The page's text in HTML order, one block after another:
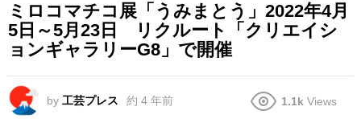
ミロコマチコ展「うみまとう」2022年4月
5日～5月23日 リクルート「クリエイシ
ョンギャラリーG8」で開催
by 工芸プレス 約 4 年前 1.1k Views